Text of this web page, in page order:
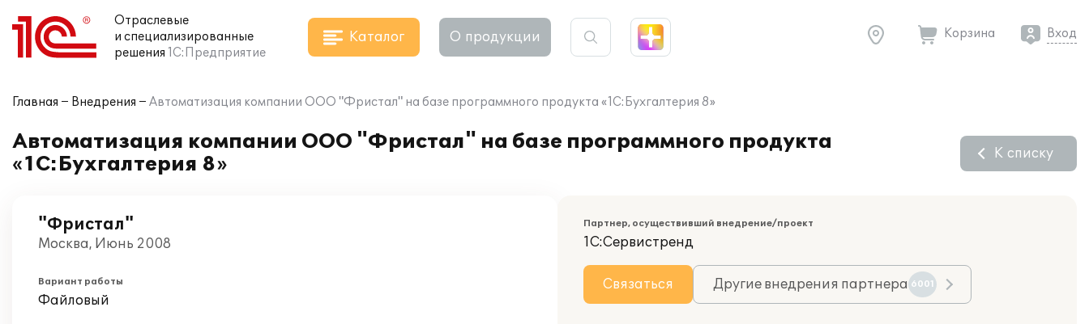
Отраслевые
и специализированные
решения 1С:Предприятие
Каталог О продукции Корзина Вход
Главная Внедрения Автоматизация компании ООО "Фристал" на базе программного продукта «1С:Бухгалтерия 8»
Автоматизация компании ООО "Фристал" на базе программного продукта
«1С:Бухгалтерия 8»
К списку
"Фристал"
Москва, Июнь 2008
Вариант работы
Файловый
Партнер, осуществивший внедрение/проект
1С:Сервистренд
Связаться Другие внедрения партнера 6001